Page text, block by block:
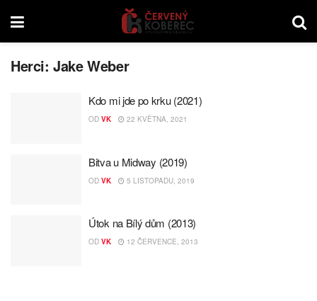
Herci:Jake Weber
Kdo mi jde po krku (2021)
OD VK 22 KVĚTNA, 2021
Bitva u Midway (2019)
OD VK 5 LISTOPADU, 2019
Útok na Bílý dům (2013)
OD VK 12 ČERVENCE, 2013